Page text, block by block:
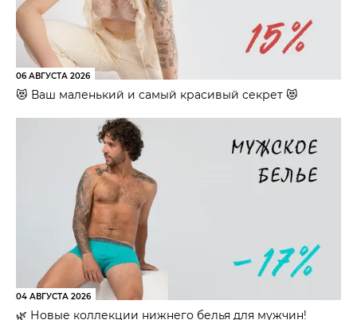
06 АВГУСТА 2026
😻 Ваш маленький и самый красивый секрет 😻
04 АВГУСТА 2026
🌿 Новые коллекции нижнего белья для мужчин!